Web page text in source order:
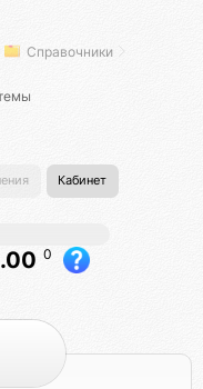
Справочники
Кабинет
0